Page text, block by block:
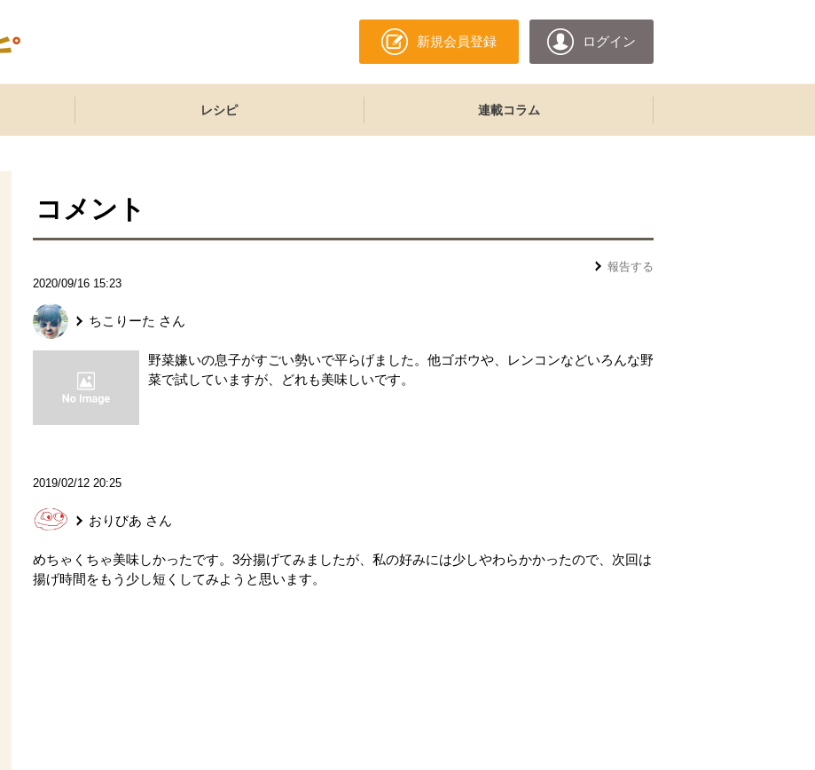
新規会員登録 ログイン
レシピ 連載コラム
コメント
報告する
2020/09/16 15:23
ちこりーた さん
野菜嫌いの息子がすごい勢いで平らげました。他ゴボウや、レンコンなどいろんな野
菜で試していますが、どれも美味しいです。
2019/02/12 20:25
おりびあ さん
めちゃくちゃ美味しかったです。3分揚げてみましたが、私の好みには少しやわらかかったので、次回は
揚げ時間をもう少し短くしてみようと思います。